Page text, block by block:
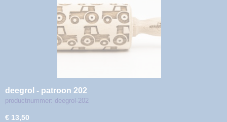
deegrol - patroon 202
productnummer: deegrol-202
€ 13,50